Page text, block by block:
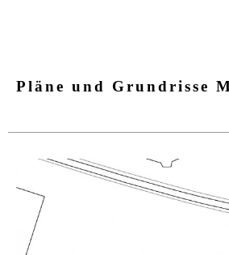
Pläne und Grundrisse